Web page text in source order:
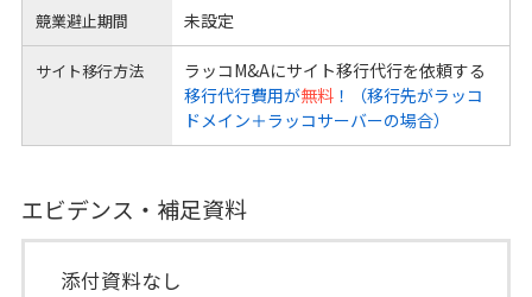
競業避止期間 未設定
サイト移行方法
ラッコM&Aにサイト移行代行を依頼する
移行代行費用が無料！（移行先がラッコ
ドメイン＋ラッコサーバーの場合）
エビデンス・補足資料
添付資料なし